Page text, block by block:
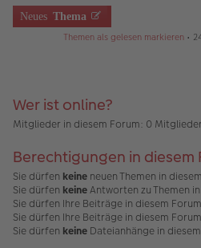
tr
a
e
n
er
n
g
ei
tr
Neues Thema
Themen als gelesen markieren•
Wer ist online?
Mitglieder in diesem Forum: 0
Berechtigungen in diesem
Sie dürfen keine neuen Themen in
Sie dürfen keineAntworten zu Themen
Sie dürfen Ihre Beiträge in diesem Forum
Sie dürfen Ihre Beiträge in diesem Forum
Sie dürfen keine Dateianhänge in